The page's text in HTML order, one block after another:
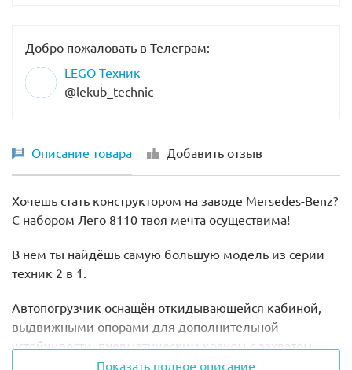
Добро пожаловать в Телеграм:
LEGO Техник
@lekub_technic
Описание товара Добавить отзыв
Хочешь стать конструктором на заводе Mersedes-Benz?
С набором Лего 8110 твоя мечта осуществима!
В нем ты найдёшь самую большую модель из серии
техник 2 в 1.
Автопогрузчик оснащён откидывающейся кабиной,
выдвижными опорами для дополнительной
устойчивости, пневматическим краном с захватом,
который крепится спереди или сзади и лебёдкой для
Показать полное описание